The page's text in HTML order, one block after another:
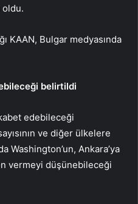
oldu.
KAAN, Bulgar medyasında
belirtildi
edebileceği
ve diğer ülkelere
Washington’un, Ankara’ya
vermeyi düşünebileceği